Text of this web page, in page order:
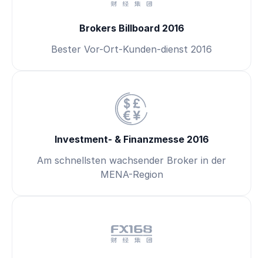
Brokers Billboard 2016
Bester Vor-Ort-Kunden-dienst 2016
Investment- & Finanzmesse 2016
Am schnellsten wachsender Broker in der
MENA-Region